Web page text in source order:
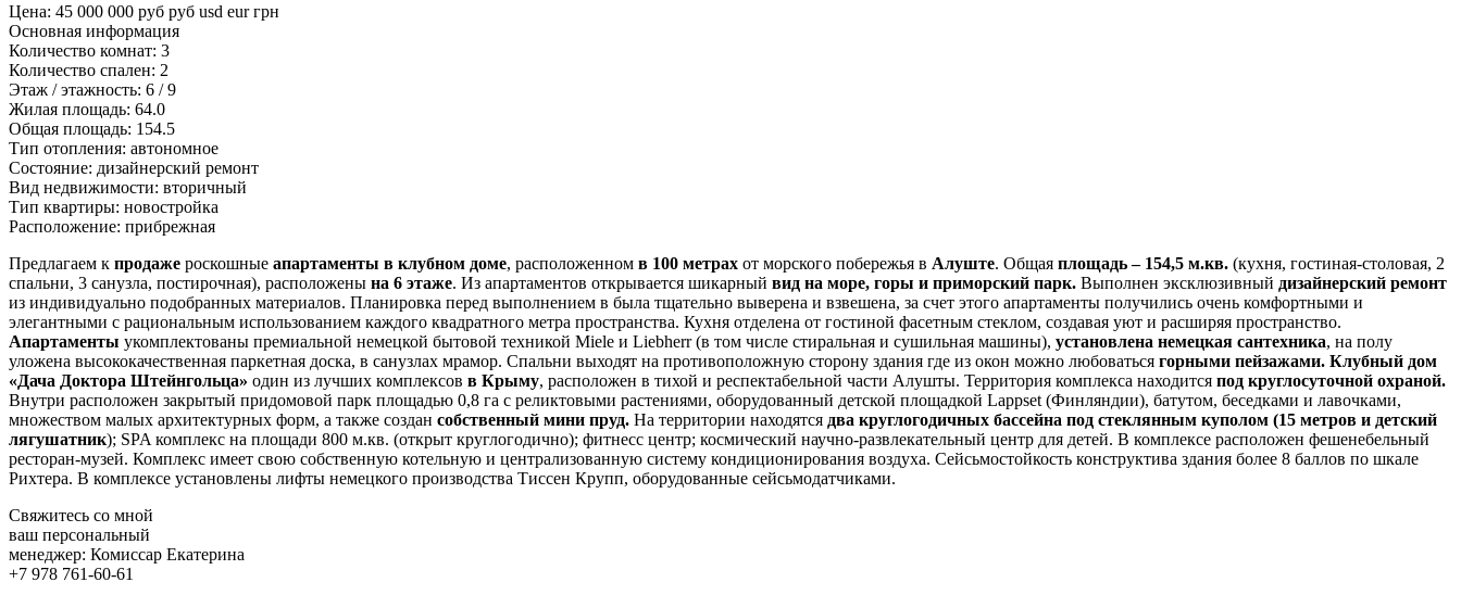
Цена: 45 000 000 руб руб usd eur грн
Основная информация
Количество комнат: 3
Количество спален: 2
Этаж / этажность: 6 / 9
Жилая площадь: 64.0
Общая площадь: 154.5
Тип отопления: автономное
Состояние: дизайнерский ремонт
Вид недвижимости: вторичный
Тип квартиры: новостройка
Расположение: прибрежная
Предлагаем к продаже роскошные апартаменты в клубном доме, расположенном в 100 метрах от морского побережья в Алуште. Общая площадь – 154,5 м.кв. (кухня, гостиная-столовая, 2
спальни, 3 санузла, постирочная), расположены на 6 этаже. Из апартаментов открывается шикарный вид на море, горы и приморский парк. Выполнен эксклюзивный дизайнерский ремонт
из индивидуально подобранных материалов. Планировка перед выполнением в была тщательно выверена и взвешена, за счет этого апартаменты получились очень комфортными и
элегантными с рациональным использованием каждого квадратного метра пространства. Кухня отделена от гостиной фасетным стеклом, создавая уют и расширяя пространство.
Апартаменты укомплектованы премиальной немецкой бытовой техникой Miele и Liebherr (в том числе стиральная и сушильная машины), установлена немецкая сантехника, на полу
уложена высококачественная паркетная доска, в санузлах мрамор. Спальни выходят на противоположную сторону здания где из окон можно любоваться горными пейзажами. Клубный дом
«Дача Доктора Штейнгольца» один из лучших комплексов в Крыму, расположен в тихой и респектабельной части Алушты. Территория комплекса находится под круглосуточной охраной.
Внутри расположен закрытый придомовой парк площадью 0,8 га с реликтовыми растениями, оборудованный детской площадкой Lappset (Финляндии), батутом, беседками и лавочками,
множеством малых архитектурных форм, а также создан собственный мини пруд. На территории находятся два круглогодичных бассейна под стеклянным куполом (15 метров и детский
лягушатник); SPA комплекс на площади 800 м.кв. (открыт круглогодично); фитнесс центр; космический научно-развлекательный центр для детей. В комплексе расположен фешенебельный
ресторан-музей. Комплекс имеет свою собственную котельную и централизованную систему кондиционирования воздуха. Сейсьмостойкость конструктива здания более 8 баллов по шкале
Рихтера. В комплексе установлены лифты немецкого производства Тиссен Крупп, оборудованные сейсьмодатчиками.
Свяжитесь со мной
ваш персональный
менеджер: Комиссар Екатерина
+7 978 761-60-61